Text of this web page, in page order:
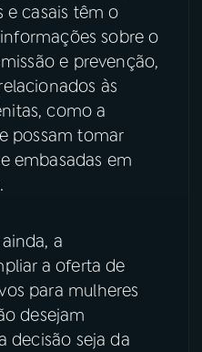
e casais têm o
sobre o
e prevenção,
às
como a
possam tomar
embasadas em
a
a oferta de
para mulheres
desejam
decisão seja da